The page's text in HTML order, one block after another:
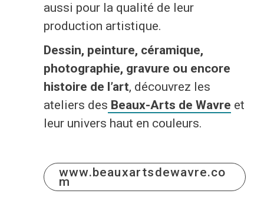
Je suis
Association
Aîné
Commerçant
En situation de handicap
Investisseur
Jeune
Je trouve
Mes démarches en ligne
Services communaux
Agenda
Enquêtes publiques
Location de salles
aussi pour la qualité de leur
production artistique.
Dessin, peinture, céramique,
photographie, gravure ou encore
histoire de l’art, découvrez les
ateliers des Beaux-Arts de Wavre et
leur univers haut en couleurs.
www.beauxartsdewavre.co
m